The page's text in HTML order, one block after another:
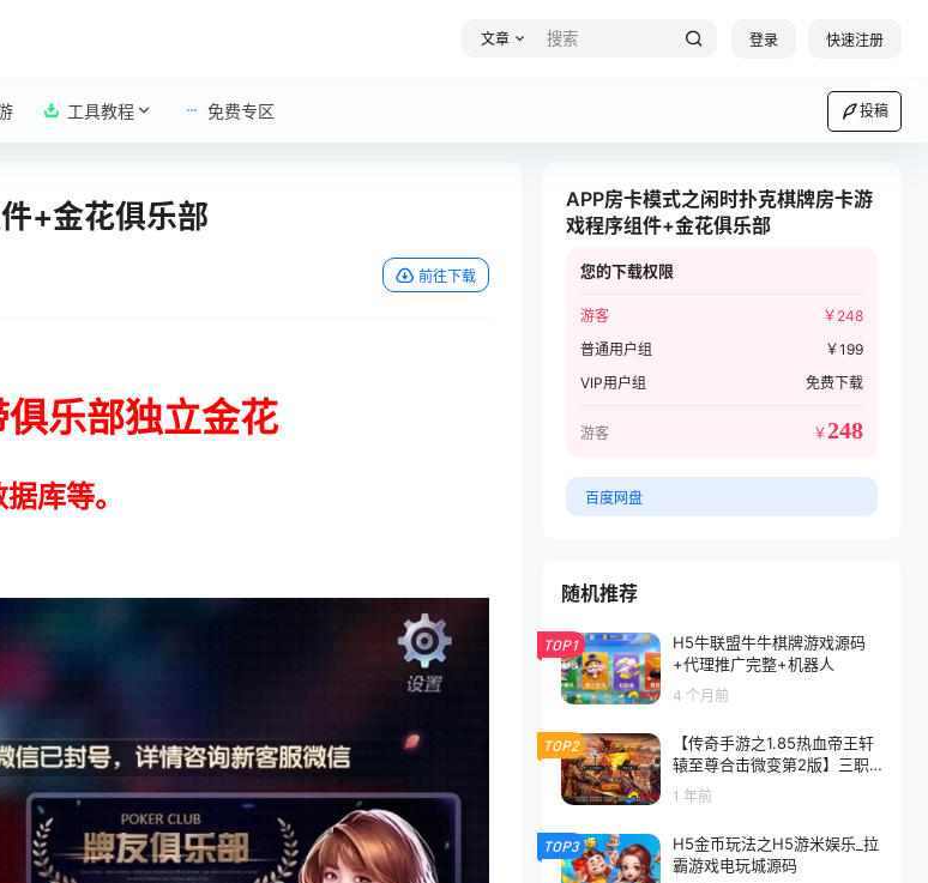
文章 登录 快速注册
工具教程 免费专区 投稿
+金花俱乐部
前往下载
乐部独立金花
库等。
APP房卡模式之闲时扑克棋牌房卡游
戏程序组件+金花俱乐部
您的下载权限
游客 ￥ 248
普通用户组
￥199
VIP用户组
免费下载
游客 ￥248
百度网盘
随机推荐
TOP1
H5牛联盟牛牛棋牌游戏源码
+代理推广完整+机器人
4 个月前
TOP2
【传奇手游之1.85热血帝王轩
辕至尊合击微变第2版】三职
业复古特色战神引擎传奇手游-
最新打包Win服务端源码视频
授权物品后台-GM直冲网页后
台-安卓苹果IOS双端版本
1 年前
TOP3
H5金币玩法之H5游米娱乐_拉
霸游戏电玩城源码